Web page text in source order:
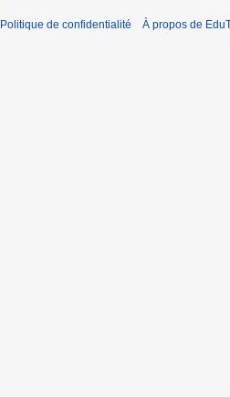
Politique de confidentialité À propos de